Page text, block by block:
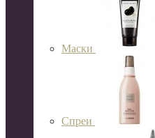
Маски
Спреи